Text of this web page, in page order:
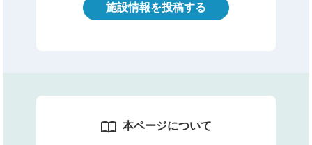
施設情報を投稿する
本ページについて